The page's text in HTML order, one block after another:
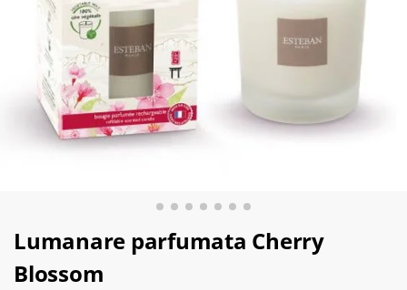
Lumanare parfumata Cherry
Blossom